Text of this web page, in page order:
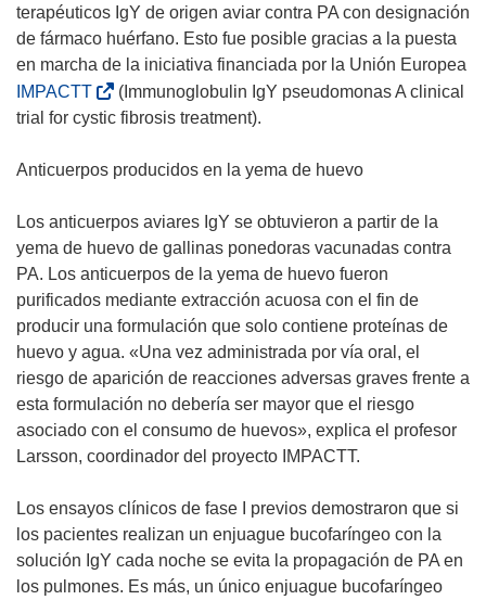
terapéuticos IgY de origen aviar contra PA con designación
de fármaco huérfano. Esto fue posible gracias a la puesta
en marcha de la iniciativa financiada por la Unión Europea
IMPACTT(
s
a
r
i
r
á
e
n
u
n
a
n
e
v
a
v
(Immunoglobulin IgY pseudomonas A clinical
trial for cystic fibrosis treatment).
Anticuerpos producidos en la yema de huevo
Los anticuerpos aviares IgY se obtuvieron a partir de la
yema de huevo de gallinas ponedoras vacunadas contra
PA. Los anticuerpos de la yema de huevo fueron
purificados mediante extracción acuosa con el fin de
producir una formulación que solo contiene proteínas de
huevo y agua. «Una vez administrada por vía oral, el
riesgo de aparición de reacciones adversas graves frente a
esta formulación no debería ser mayor que el riesgo
asociado con el consumo de huevos», explica el profesor
Larsson, coordinador del proyecto IMPACTT.
Los ensayos clínicos de fase I previos demostraron que si
los pacientes realizan un enjuague bucofaríngeo con la
solución IgY cada noche se evita la propagación de PA en
los pulmones. Es más, un único enjuague bucofaríngeo